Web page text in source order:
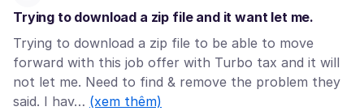
Trying to download a zip file and it want let me.
Trying to download a zip file to be able to move
forward with this job offer with Turbo tax and it will
not let me. Need to find & remove the problem they
said. I hav… (xem thêm)